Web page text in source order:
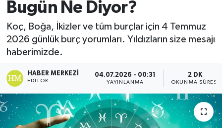
Bugün Ne Diyor?
Koç, Boğa, İkizler ve tüm burçlar için 4 Temmuz
2026 günlük burç yorumları. Yıldızların size mesajı
haberimizde.
HABER MERKEZI
EDITÖR
04.07.2026 - 00:31
YAYINLANMA
2 DK
OKUNMA SÜRESI
Bigadiç
BİYOGRAFİLER
DÜNYA
Süper Lig Puan Durumu ve Fikstür
Tüm Manşetler